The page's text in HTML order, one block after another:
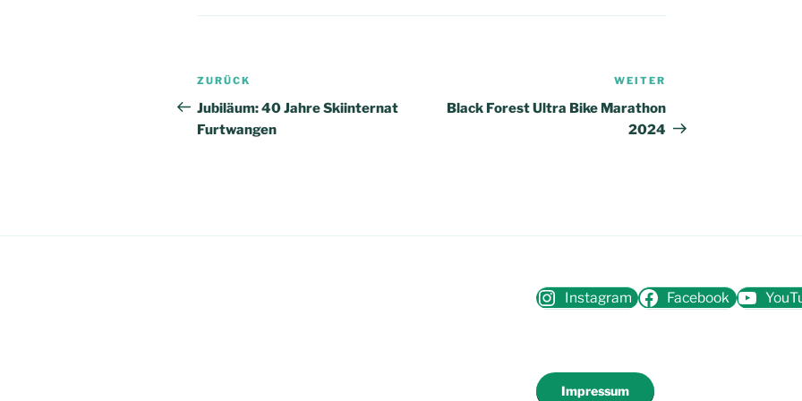
Beitragsnavigation
Vorheriger
Beitrag
ZURÜCK
Jubiläum: 40 Jahre Skiinternat
Furtwangen
Beitrag
WEITER
Black Forest Ultra Bike Marathon
2024
Instagram Facebook
Impressum